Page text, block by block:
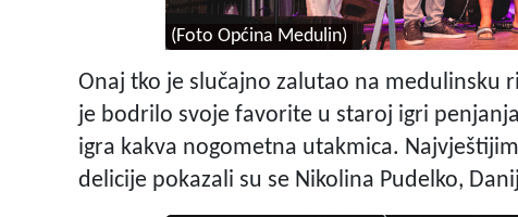
(Foto Općina Medulin)
Onaj tko je slučajno zalutao na medulinsku
je bodrilo svoje favorite u staroj igri
igra kakva nogometna utakmica.
delicije pokazali su se Nikolina Pudelko,